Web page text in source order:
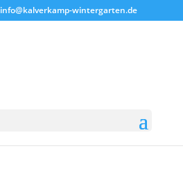
info@kalverkamp-wintergarten.de